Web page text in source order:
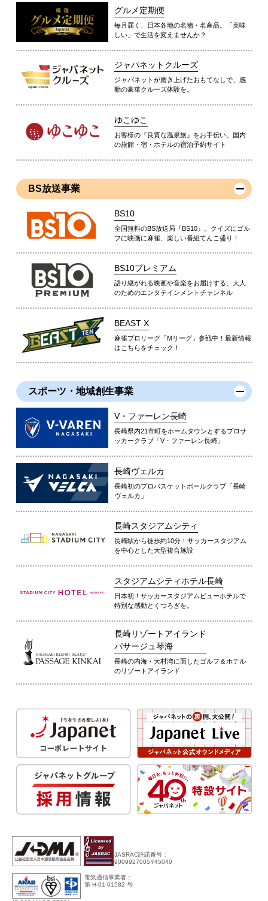
グルメ定期便
毎月届く、日本各地の名物・名産品。「美味
しい」で生活を変えませんか？
ジャパネットクルーズ
ジャパネットが磨き上げたおもてなしで、感
動の豪華クルーズ体験を。
ゆこゆこ
お客様の『良質な温泉旅』をお手伝い。国内
の旅館・宿・ホテルの宿泊予約サイト
BS放送事業
BS10
全国無料のBS放送局『BS10』。クイズにゴル
フに映画に麻雀、楽しい番組てんこ盛り！
BS10プレミアム
語り継がれる映画や音楽をお届けする、大人
のためのエンタテインメントチャンネル
BEAST X
麻雀プロリーグ「Mリーグ」参戦中！最新情報
はこちらをチェック！
スポーツ・地域創生事業
V・ファーレン長崎
長崎県内21市町をホームタウンとするプロサ
ッカークラブ「V・ファーレン長崎」
長崎ヴェルカ
長崎初のプロバスケットボールクラブ「長崎
ヴェルカ」
長崎スタジアムシティ
長崎駅から徒歩約10分！サッカースタジアム
を中心とした大型複合施設
スタジアムシティホテル長崎
日本初！サッカースタジアムビューホテルで
特別な感動とくつろぎを。
長崎リゾートアイランド
パサージュ琴海
長崎の内海・大村湾に面したゴルフ＆ホテル
のリゾートアイランド
JASRAC許諾番号：
9009927005Y45040
電気通信事業者：
第 H-01-01582 号